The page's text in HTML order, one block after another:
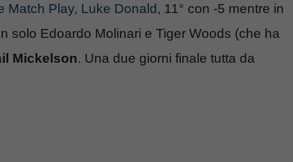
Match Play, Luke Donald, 11° con -5 mentre in
solo Edoardo Molinari e Tiger Woods (che ha
Mickelson. Una due giorni finale tutta da